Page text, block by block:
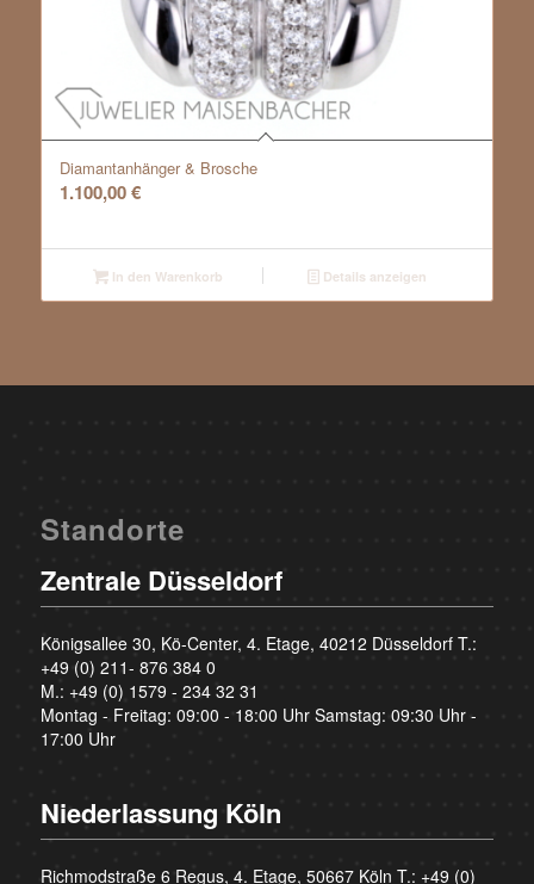
Diamantanhänger & Brosche
1.100,00€
In den Warenkorb Details anzeigen
Standorte
Zentrale Düsseldorf
Königsallee 30, Kö-Center, 4. Etage, 40212 Düsseldorf T.:
+49 (0) 211- 876 384 0
M.: +49 (0) 1579 - 234 32 31
Montag - Freitag: 09:00 - 18:00 Uhr Samstag: 09:30 Uhr -
17:00 Uhr
Niederlassung Köln
Richmodstraße 6 Regus, 4. Etage, 50667 Köln T.: +49 (0)